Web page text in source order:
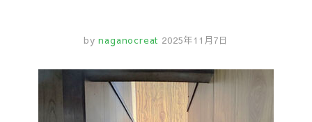
by naganocreat 2025年11月7日